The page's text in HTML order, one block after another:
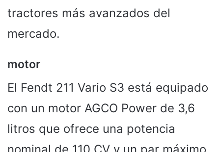
tractores más avanzados del
mercado.
motor
El Fendt 211 Vario S3 está equipado
con un motor AGCO Power de 3,6
litros que ofrece una potencia